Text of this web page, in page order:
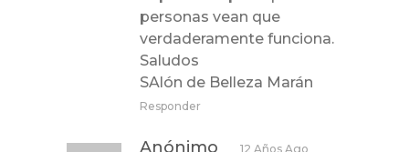
personas vean que
verdaderamente funciona.
Saludos
SAlón de Belleza Marán
Responder
Anónimo 12 Años Ago